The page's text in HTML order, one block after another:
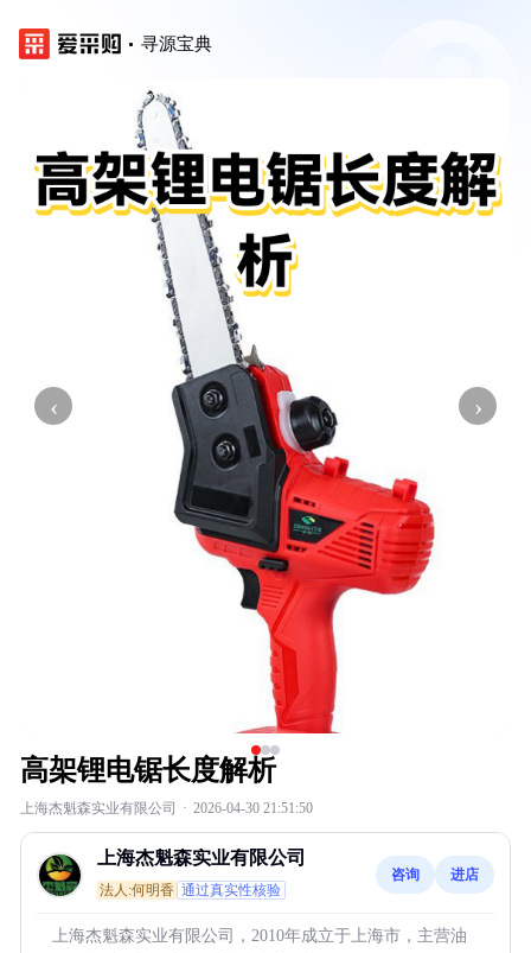
寻源宝典
‹ ›
高架锂电锯长度解析
上海杰魁森实业有限公司 · 2026-04-30 21:51:50
上海杰魁森实业有限公司
法人:何明香 通过真实性核验
咨询 进店
上海杰魁森实业有限公司，2010年成立于上海市，主营油